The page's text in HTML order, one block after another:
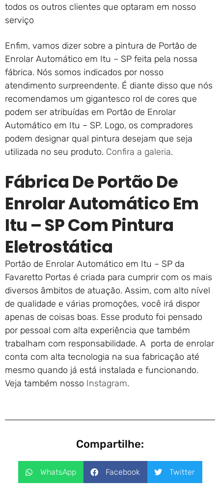
todos os outros clientes que optaram em nosso
serviço
Enfim, vamos dizer sobre a pintura de Portão de
Enrolar Automático em Itu – SP feita pela nossa
fábrica. Nós somos indicados por nosso
atendimento surpreendente. É diante disso que nós
recomendamos um gigantesco rol de cores que
podem ser atribuídas em Portão de Enrolar
Automático em Itu – SP. Logo, os compradores
podem designar qual pintura desejam que seja
utilizada no seu produto. Confira a galeria.
Fábrica De Portão De
Enrolar Automático Em
Itu – SP Com Pintura
Eletrostática
Portão de Enrolar Automático em Itu – SP da
Favaretto Portas é criada para cumprir com os mais
diversos âmbitos de atuação. Assim, com alto nível
de qualidade e várias promoções, você irá dispor
apenas de coisas boas. Esse produto foi pensado
por pessoal com alta experiência que também
trabalham com responsabilidade. A porta de enrolar
conta com alta tecnologia na sua fabricação até
mesmo quando já está instalada e funcionando.
Veja também nosso Instagram.
Compartilhe:
WhatsApp Facebook Twitter